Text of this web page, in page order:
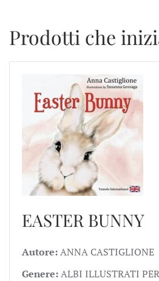
Prodotti che
EASTER BUNNY
Autore:ANNA CASTIGLIONE
Genere:ALBI ILLUSTRATI